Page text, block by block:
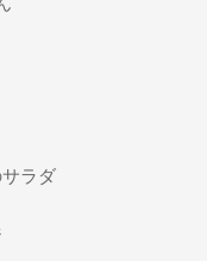
ラダ